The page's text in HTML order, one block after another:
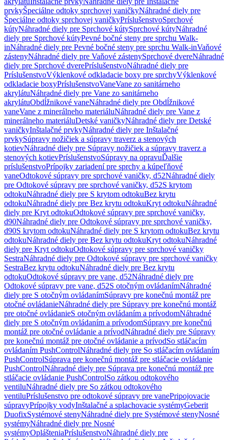
prvkyŠpeciálne odtoky sprchovej vaničkyNáhradné diely pre
Špeciálne odtoky sprchovej vaničkyPríslušenstvoSprchové
kútyNáhradné diely pre Sprchové kútySprchové kútyNáhradné
diely pre Sprchové kútyPevné bočné steny pre sprchu Walk-
inNáhradné diely pre Pevné bočné steny pre sprchu Walk-inVaňové
zástenyNáhradné diely pre Vaňové zástenySprchové dvereNáhradné
diely pre Sprchové dverePríslušenstvoNáhradné diely pre
PríslušenstvoVýklenkové odkladacie boxy pre sprchyVýklenkové
odkladacie boxyPríslušenstvoVaneVane zo sanitárneho
akrylátuNáhradné diely pre Vane zo sanitárneho
akrylátuObdĺžnikové vaneNáhradné diely pre Obdĺžnikové
vaneVane z minerálneho materiáluNáhradné diely pre Vane z
minerálneho materiáluDetské vaničkyNáhradné diely pre Detské
vaničkyInštalačné prvkyNáhradné diely pre Inštalačné
prvkySúpravy nožičiek a súpravy traverz a stenových
kotievNáhradné diely pre Súpravy nožičiek a súpravy traverz a
stenových kotievPríslušenstvoSúpravy na opravuĎalšie
príslušenstvoPrípojky zariadení pre sprchy a kúpeľňové
vaneOdtokové súpravy pre sprchové vaničky, d52Náhradné diely
pre Odtokové súpravy pre sprchové vaničky, d52S krytom
odtokuNáhradné diely pre S krytom odtokuBez krytu
odtokuNáhradné diely pre Bez krytu odtokuKryt odtokuNáhradné
diely pre Kryt odtokuOdtokové súpravy pre sprchové vaničky,
d90Náhradné diely pre Odtokové súpravy pre sprchové vaničky,
d90S krytom odtokuNáhradné diely pre S krytom odtokuBez krytu
odtokuNáhradné diely pre Bez krytu odtokuKryt odtokuNáhradné
diely pre Kryt odtokuOdtokové súpravy pre sprchové vaničky
SestraNáhradné diely pre Odtokové súpravy pre sprchové vaničky
SestraBez krytu odtokuNáhradné diely pre Bez krytu
odtokuOdtokové súpravy pre vane, d52Náhradné diely pre
Odtokové súpravy pre vane, d52S otočným ovládanímNáhradné
diely pre S otočným ovládanímSúpravy pre konečnú montáž pre
otočné ovládanieNáhradné diely pre Súpravy pre konečnú montáž
pre otočné ovládanieS otočným ovládaním a prívodomNáhradné
diely pre S otočným ovládaním a prívodomSúpravy pre konečnú
montáž pre otočné ovládanie a prívodNáhradné diely pre Súpravy
pre konečnú montáž pre otočné ovládanie a prívodSo stláčacím
ovládaním PushControlNáhradné diely pre So stláčacím ovládaním
PushControlSúprava pre konečnú montáž pre stláčacie ovládanie
PushControlNáhradné diely pre Súprava pre konečnú montáž pre
stláčacie ovládanie PushControlSo zátkou odtokového
ventiluNáhradné diely pre So zátkou odtokového
ventiluPríslušenstvo pre odtokové súpravy pre vanePripojovacie
súpravyPrípojky vodyInštalačné a splachovacie systémyGeberit
DuofixSystémové stenyNáhradné diely pre Systémové stenyNosné
systémyNáhradné diely pre Nosné
systémyOplášteniaPríslušenstvoNáhradné diely pre